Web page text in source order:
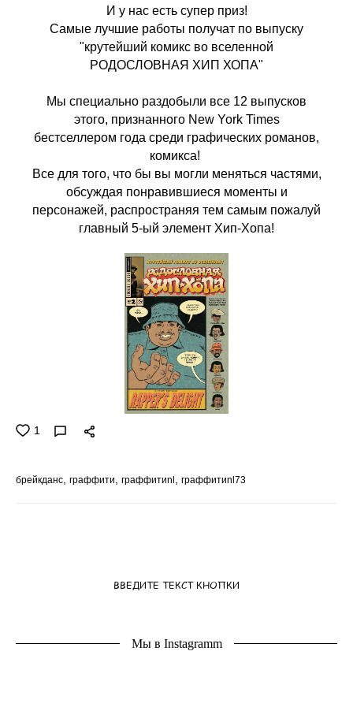
И у нас есть супер приз!
Самые лучшие работы получат по выпуску
"крутейший комикс во вселенной
РОДОСЛОВНАЯ ХИП ХОПА"
Мы специально раздобыли все 12 выпусков
этого, признанного New York Times
бестселлером года среди графических романов,
комикса!
Все для того, что бы вы могли меняться частями,
обсуждая понравившиеся моменты и
персонажей, распространяя тем самым пожалуй
главный 5-ый элемент Хип-Хопа!
1
брейкданс граффити граффитиnl граффитиnl73
ВВЕДИТЕ ТЕКСТ КНОПКИ
Мы в Instagramm